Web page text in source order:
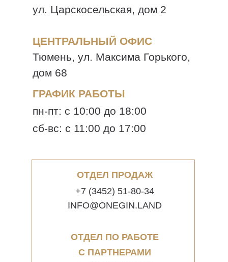
ОТДЕЛ ПРОДАЖ
INFO@ONEGIN.LAND
+7 (3452) 51-80-34
ОТДЕЛ ПО РАБОТЕ
С ПАРТНЕРАМИ
ул. Царскосельская, дом 2
ЦЕНТРАЛЬНЫЙ ОФИС
Тюмень, ул. Максима Горького,
дом 68
ГРАФИК РАБОТЫ
пн-пт: с 10:00 до 18:00
сб-вс: с 11:00 до 17:00